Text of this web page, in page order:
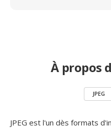
À propos
JPEG
JPEG est l'un dès formats